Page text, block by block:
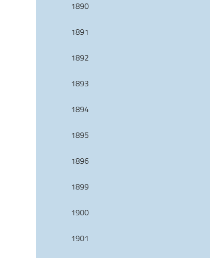
1890
1891
1892
1893
1894
1895
1896
1899
1900
1901